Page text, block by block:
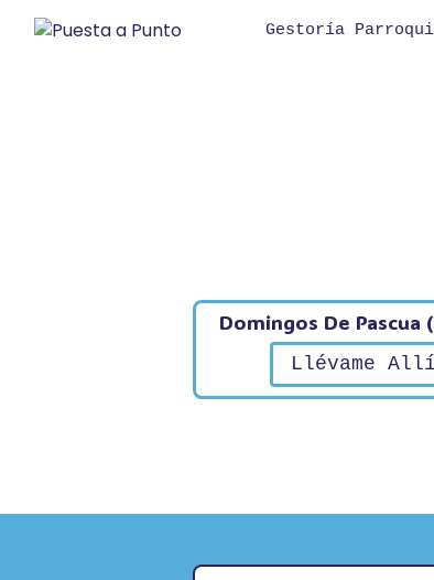
Saltar
Gestoría
Domingos De Pascua
Llévame Allí